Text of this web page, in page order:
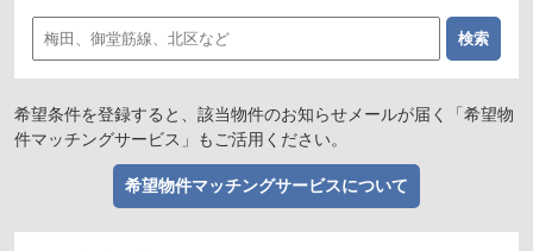
希望条件を登録すると、該当物件のお知らせメールが届く「希望物
件マッチングサービス」もご活用ください。
希望物件マッチングサービスについて